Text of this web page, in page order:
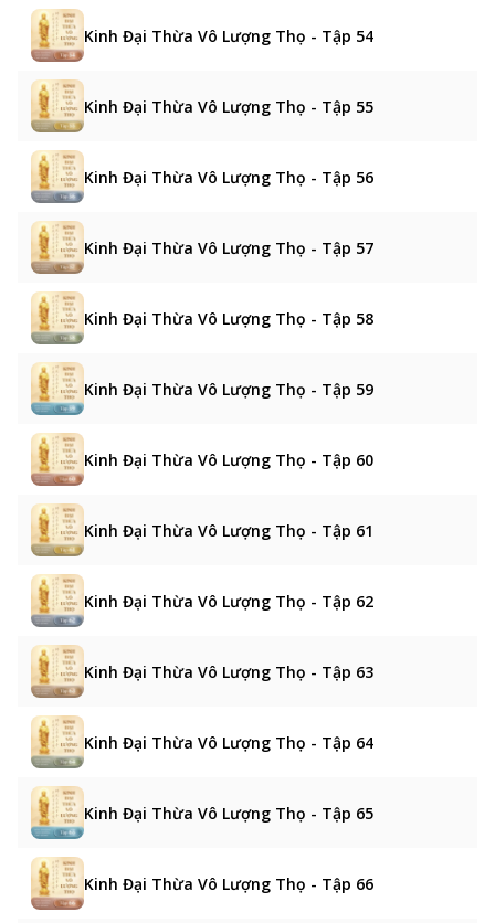
Kinh Đại Thừa Vô Lượng Thọ - Tập 54
Kinh Đại Thừa Vô Lượng Thọ - Tập 55
Kinh Đại Thừa Vô Lượng Thọ - Tập 56
Kinh Đại Thừa Vô Lượng Thọ - Tập 57
Kinh Đại Thừa Vô Lượng Thọ - Tập 58
Kinh Đại Thừa Vô Lượng Thọ - Tập 59
Kinh Đại Thừa Vô Lượng Thọ - Tập 60
Kinh Đại Thừa Vô Lượng Thọ - Tập 61
Kinh Đại Thừa Vô Lượng Thọ - Tập 62
Kinh Đại Thừa Vô Lượng Thọ - Tập 63
Kinh Đại Thừa Vô Lượng Thọ - Tập 64
Kinh Đại Thừa Vô Lượng Thọ - Tập 65
Kinh Đại Thừa Vô Lượng Thọ - Tập 66